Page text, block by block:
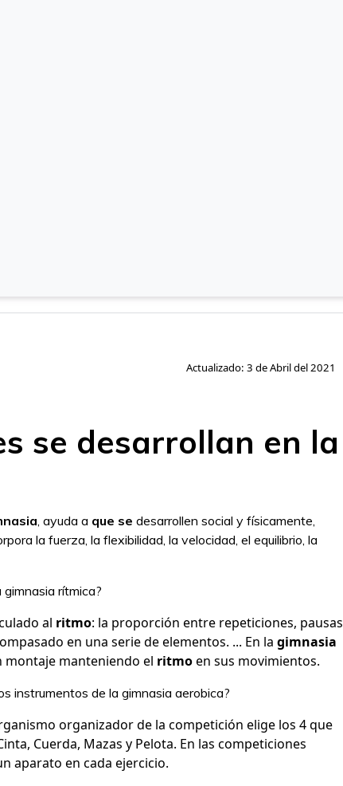
Actualizado: 3 de Abril del 2021
se desarrollan en la
, ayuda a que se desarrollen social y físicamente,
la fuerza, la flexibilidad, la velocidad, el equilibrio, la
gimnasia rítmica?
al ritmo: la proporción entre repeticiones, pausas
en una serie de elementos. ... En la gimnasia
montaje manteniendo el ritmoen sus movimientos.
instrumentos de la gimnasia aerobica?
organizador de la competición elige los 4 que
Cuerda, Mazas y Pelota. En las competiciones
aparato en cada ejercicio.